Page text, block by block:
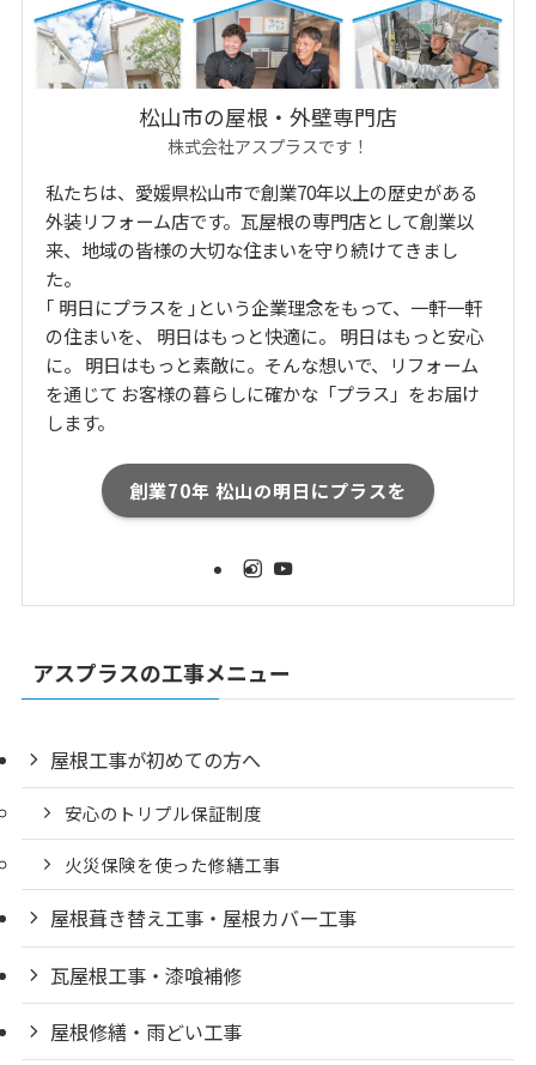
松山市の屋根・外壁専門店
株式会社アスプラスです！
私たちは、愛媛県松山市で創業70年以上の歴史がある
外装リフォーム店です。瓦屋根の専門店として創業以
来、地域の皆様の大切な住まいを守り続けてきまし
た。
｢ 明日にプラスを ｣という企業理念をもって、一軒一軒
の住まいを、 明日はもっと快適に。 明日はもっと安心
に。 明日はもっと素敵に。そんな想いで、リフォーム
を通じて お客様の暮らしに確かな「プラス」をお届け
します。
創業70年 松山の明日にプラスを
アスプラスの工事メニュー
屋根工事が初めての方へ
安心のトリプル保証制度
火災保険を使った修繕工事
屋根葺き替え工事・屋根カバー工事
瓦屋根工事・漆喰補修
屋根修繕・雨どい工事